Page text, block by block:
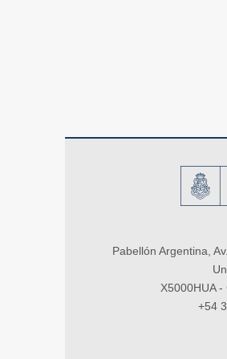
Pabellón Argentina,
X5000HUA -
+54